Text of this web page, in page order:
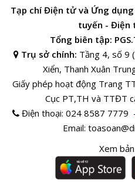
Tạp chí Điện tử và Ứng
tuyến - Điện
Tổng biên tập:
Trụ sở chính: Tầng 4, số 9 (
Xiển, Thanh Xuân
Giấy phép hoạt động Trang
Cục PT,TH và TTĐT
Điện thoại:024 8587 7779
Email:
Xem